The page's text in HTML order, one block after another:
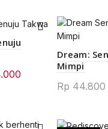
Rp 44.000.
Dream:
Mimpi
Rp 44.800